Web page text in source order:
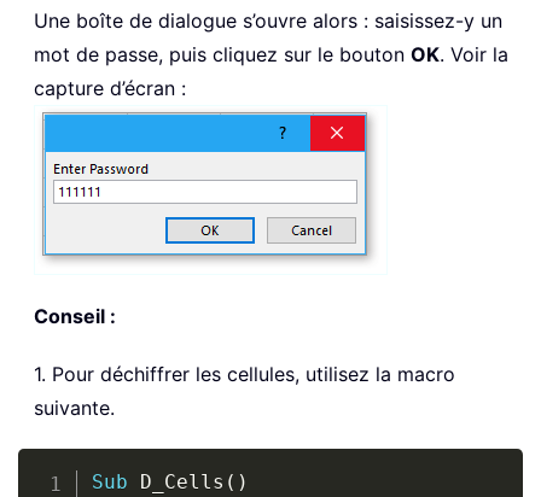
Une boîte de dialogue s’ouvre alors : saisissez-y un
mot de passe, puis cliquez sur le bouton OK. Voir la
capture d’écran :
Conseil :
1. Pour déchiffrer les cellules, utilisez la macro
suivante.
Sub D_Cells ( )